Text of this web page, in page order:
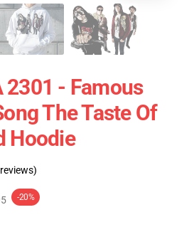
2301 - Famous
The Taste Of
Hoodie
-20%